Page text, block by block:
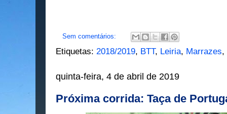
Sem comentários:
Etiquetas: 2018/2019, BTT, Leiria, Marrazes,
quinta-feira, 4 de abril de 2019
Próxima corrida: Taça de